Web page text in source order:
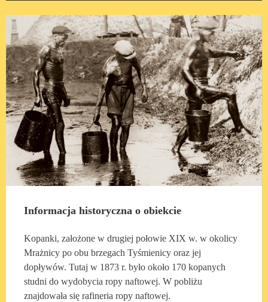
Informacja historyczna o obiekcie
Kopanki, założone w drugiej połowie XIX w. w okolicy
Mrażnicy po obu brzegach Tyśmienicy oraz jej
dopływów. Tutaj w 1873 r. było około 170 kopanych
studni do wydobycia ropy naftowej. W pobliżu
znajdowała się rafineria ropy naftowej.